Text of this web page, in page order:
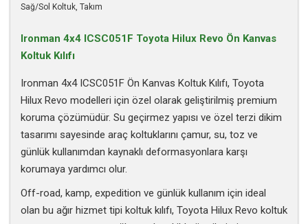
Sağ/Sol Koltuk, Takım
Ironman 4x4 ICSC051F Toyota Hilux Revo Ön Kanvas
Koltuk Kılıfı
Ironman 4x4 ICSC051F Ön Kanvas Koltuk Kılıfı, Toyota
Hilux Revo modelleri için özel olarak geliştirilmiş premium
koruma çözümüdür. Su geçirmez yapısı ve özel terzi dikim
tasarımı sayesinde araç koltuklarını çamur, su, toz ve
günlük kullanımdan kaynaklı deformasyonlara karşı
korumaya yardımcı olur.
Off-road, kamp, expedition ve günlük kullanım için ideal
olan bu ağır hizmet tipi koltuk kılıfı, Toyota Hilux Revo koltuk